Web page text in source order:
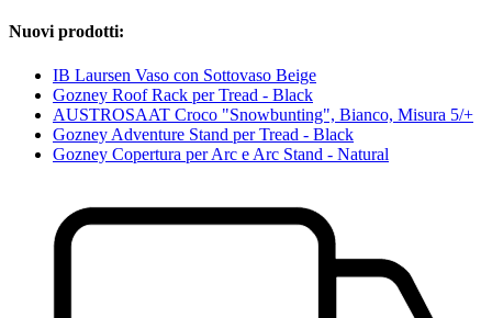
Nuovi prodotti:
IB Laursen Vaso con Sottovaso Beige
Gozney Roof Rack per Tread - Black
AUSTROSAAT Croco "Snowbunting", Bianco, Misura 5/+
Gozney Adventure Stand per Tread - Black
Gozney Copertura per Arc e Arc Stand - Natural